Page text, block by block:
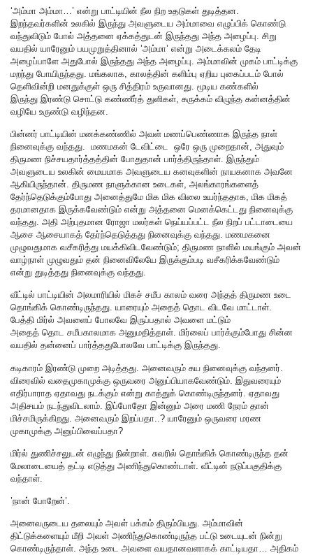
‘அம்மா அம்மா…’ என்று பாட்டியின் நீல நிற உதடுகள் துடித்தன.
இறந்தவர்களின் உலகில் இருந்து அவளுடைய அம்மாவை எழுப்பிக் கொண்டு
வந்துவிடும் போல் அத்தனை ஏக்கத்துடன் இருந்தது அந்த அழைப்பு. சிறு
வயதில் யாரேனும் பயமுறுத்தினால் ’அம்மா’ என்று அடைக்கலம் தேடி
அழைப்பாளே அதுபோல் இருந்தது அந்த அழைப்பு. அம்மாவின் முகம் பாட்டிக்கு
மறந்து போயிருந்தது. மங்கலாக, காலத்தின் களிம்பு ஏறிய புகைப்படம் போல்
தெளிவின்றி மனதுக்குள் ஒரு சித்திரம் உருவானது. மூடிய கண்களில்
இருந்து இரண்டு சொட்டு கண்ணீர்த் துளிகள், சுருக்கம் விழுந்த கன்னத்தின்
வழியே உருண்டு வழிந்தன.
பின்னர் பாட்டியின் மனக்கண்ணில் அவள் மணப்பெண்ணாக இருந்த நாள்
நினைவுக்கு வந்தது. மணமகன் டேவிட்டை ஒரே ஒரு முறைதான், அதுவும்
திருமண நிச்சயதார்த்தத்தின் போதுதான் பார்த்திருந்தாள். இருந்தும்
அவளுடைய உலகின் மையமாக அவளுடைய கனவுகளின் நாயகனாக அவனே
ஆகியிருந்தான். திருமண நாளுக்கான உடைகள், அலங்காரங்களைத்
தேர்ந்தெடுக்கும்போது அனைத்துமே மிக மிக விலை உயர்ந்ததாக, மிக மிகத்
தரமானதாக இருக்கவேண்டும் என்று அத்தனை மெனக்கெட்டது நினைவுக்கு
வந்தது. அதி அற்புதமான ரோஜா மலர்கள் நெய்யப்பட்ட நீல நிறப் பட்டாடையை
ஆசை ஆசையாகத் தேர்ந்தெடுத்தது நினைவுக்கு வந்தது. மணமகனை
முழுவதுமாக வசீகரித்து மயக்கிவிடவேண்டும்; திருமண நாளில் மயங்கும் அவன்
வாழ்நாள் முழுவதும் தன் நினைவிலேயே இருக்கும்படி வசீகரிக்கவேண்டும்
என்று துடித்தது நினைவுக்கு வந்தது.
வீட்டில் பாட்டியின் அலமாரியில் மிகச் சமீப காலம் வரை அந்தத் திருமண உடை
தொங்கிக் கொண்டிருந்தது. யாரையும் அதைத் தொட விடவே மாட்டாள்.
பேத்தி மிர்ல் அவளைப் போலவே இருப்பதால் அவளை மட்டும்
அதைத் தொட சமீபகாலமாக அனுமதித்தாள். மிர்லைப் பார்க்கும்போது சின்ன
வயதில் தன்னைப் பார்த்ததுபோலவே பாட்டிக்கு இருந்தது.
கடிகாரம் இரண்டு முறை அடித்தது. அனைவரும் சுய நினைவுக்கு வந்தனர்.
விரைவில் வதைமுகாமுக்கு ஒருவரை அனுப்பியாகவேண்டும். இதுவரையும்
எதிர்பாராத ஏதாவது நடக்கும் என்று காத்துக் கொண்டிருந்தனர். ஏதாவது
அதிசயம் நடந்துவிடலாம். இப்போதோ இன்னும் அரை மணி நேரம் தான்
மிச்சமிருக்கிறது. அனைவரும் இறப்பதா..? யாரேனும் ஒருவரை மரண
முகாமுக்கு அனுப்பிவைப்பதா?
மிர்ல் துணிச்சலுடன் எழுந்து நின்றாள். சுவரில் தொங்கிக் கொண்டிருந்த தன்
மேலாடையைத் தட்டி எடுத்து அணிந்துகொண்டாள். வீட்டின் நடுப்பகுதிக்கு
வந்தாள்.
’நான் போறேன்’.
அனைவருடைய தலையும் அவள் பக்கம் திரும்பியது. அம்மாவின்
திட்டுக்களையும் மீறி அவள் அணிந்துகொண்டிருந்த பட்டு உடையுடன் நின்று
கொண்டிருந்தாள். அந்த உடை அவளை வயதானவளாகக் காட்டியதா… அதிகம்